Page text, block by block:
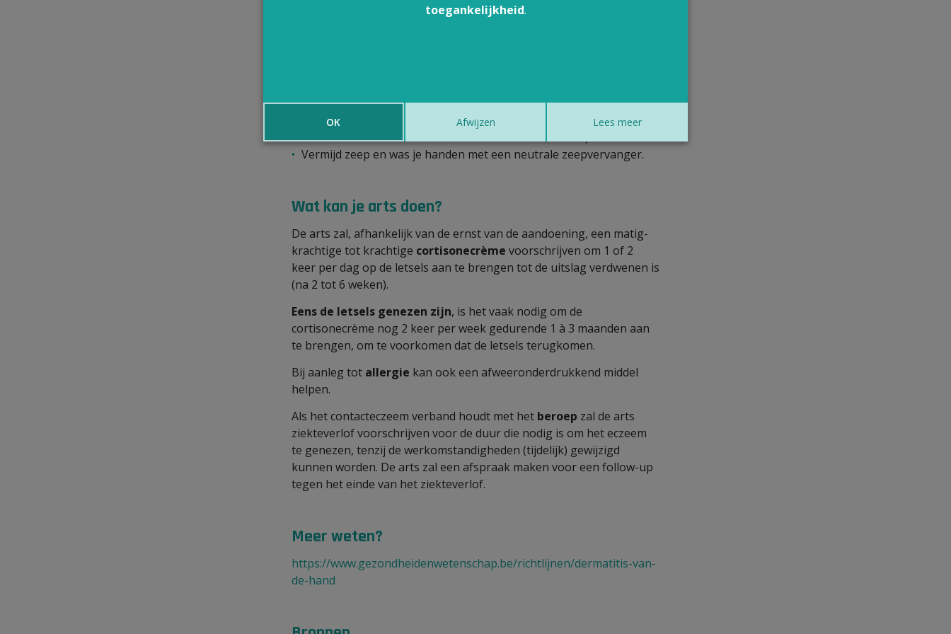
Verminder of vermijd prikkels die je handen kunnen irriteren.
Draag aangepaste handbescherming (beschermende
handschoenen met katoenen handschoenen eronder).
Vermijd zeep en was je handen met een neutrale zeepvervanger.
Wat kan je arts doen?
De arts zal, afhankelijk van de ernst van de aandoening, een matig-
krachtige tot krachtige cortisonecrème voorschrijven om 1 of 2
keer per dag op de letsels aan te brengen tot de uitslag verdwenen is
(na 2 tot 6 weken).
Eens de letsels genezen zijn, is het vaak nodig om de
cortisonecrème nog 2 keer per week gedurende 1 à 3 maanden aan
te brengen, om te voorkomen dat de letsels terugkomen.
Bij aanleg tot allergie kan ook een afweeronderdrukkend middel
helpen.
Als het contacteczeem verband houdt met het beroep zal de arts
ziekteverlof voorschrijven voor de duur die nodig is om het eczeem
te genezen, tenzij de werkomstandigheden (tijdelijk) gewijzigd
kunnen worden. De arts zal een afspraak maken voor een follow-up
tegen het einde van het ziekteverlof.
Meer weten?
https://www.gezondheidenwetenschap.be/richtlijnen/dermatitis-van-
de-hand
toegankelijkheid.
OK Afwijzen Lees meer